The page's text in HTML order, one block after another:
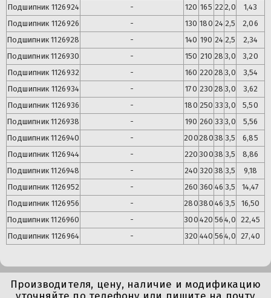
Подшипник 1126924 - 120 165 222,0
1,43
Подшипник 1126926 - 130 180 24 2,5
2,06
Подшипник 1126928 - 140 190 24 2,5
2,34
Подшипник 1126930 - 150 210 28 3,0
3,20
Подшипник 1126932 - 160 220 28 3,0
3,54
Подшипник 1126934 - 170 230 28 3,0
3,62
Подшипник 1126936 - 180 250 33 3,0
5,50
Подшипник 1126938 - 190 260 33 3,0
5,56
Подшипник 1126940 - 20028038 3,5
6,85
Подшипник 1126944 - 220 30038 3,5
8,86
Подшипник 1126948 - 240 320 38 3,5
9,18
Подшипник 1126952 - 260 360 46 3,5
14,47
Подшипник 1126956 - 280380 46 3,5
16,50
Подшипник 1126960 - 300 420 56 4,0 22,45
Подшипник 1126964 - 320 440 56 4,0 27,40
Производителя, цену, наличие и модификацию